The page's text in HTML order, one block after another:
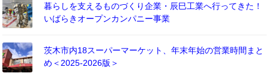
暮らしを支えるものづくり企業・辰巳工業へ行ってきた！
いばらきオープンカンパニー事業
茨木市内18スーパーマーケット、年末年始の営業時間まと
め＜2025-2026版＞